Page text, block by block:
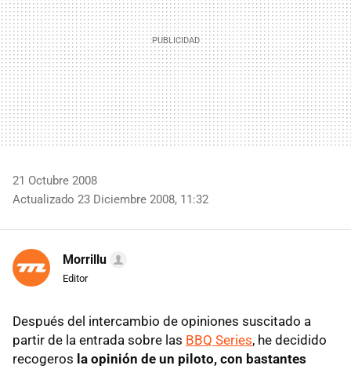
21 Octubre 2008
Actualizado 23 Diciembre 2008, 11:32
Morrillu
Editor
Después del intercambio de opiniones suscitado a
partir de la entrada sobre las BBQ Series, he decidido
recogeros la opinión de un piloto, con bastantes